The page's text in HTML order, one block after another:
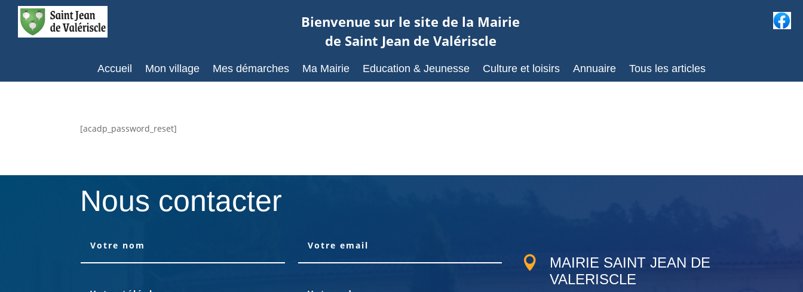
Bienvenue sur le site de la Mairie
de Saint Jean de Valériscle
Accueil Mon village Mes démarches Ma Mairie Education & Jeunesse Culture et loisirs Annuaire Tous les articles
[acadp_password_reset]
Nous contacter

MAIRIE SAINT JEAN DE
VALERISCLE